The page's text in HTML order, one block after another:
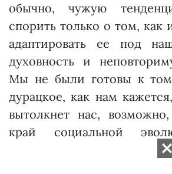
обычно, чужую
спорить только о том, как
адаптировать ее под
духовность и
Мы не были готовы к
дурацкое, как нам
вытолкнет нас,
край социальной
проводить социальные
какому-нибудь